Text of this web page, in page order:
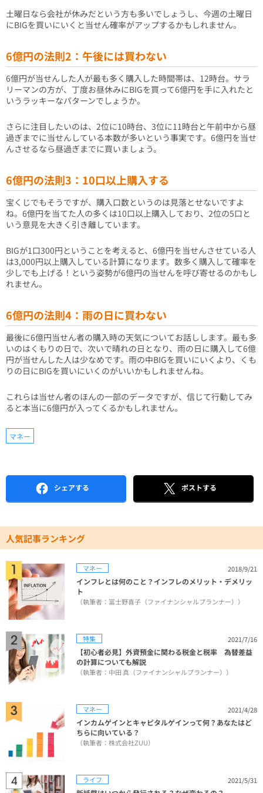
土曜日なら会社が休みだという方も多いでしょうし、今週の土曜日
にBIGを買いにいくと当せん確率がアップするかもしれません。
6億円の法則2：午後には買わない
6億円が当せんした人が最も多く購入した時間帯は、12時台。サラ
リーマンの方が、丁度お昼休みにBIGを買って6億円を手に入れたと
いうラッキーなパターンでしょうか。
さらに注目したいのは、2位に10時台、3位に11時台と午前中から昼
過ぎまでに当せんしている本数が多いという事実です。6億円を当せ
んさせるなら昼過ぎまでに買いましょう。
6億円の法則3：10口以上購入する
宝くじでもそうですが、購入口数というのは見落とせないですよ
ね。6億円を当てた人の多くは10口以上購入しており、2位の5口と
いう意見を大きく引き離しています。
BIGが1口300円ということを考えると、6億円を当せんさせている人
は3,000円以上購入している計算になります。数多く購入して確率を
少しでも上げる！という姿勢が6億円の当せんを呼び寄せるのかもし
れません。
6億円の法則4：雨の日に買わない
最後に6億円当せん者の購入時の天気についてお話しします。最も多
いのはくもりの日で、次いで晴れの日となり、雨の日に購入して6億
円が当せんした人は少なめです。雨の中BIGを買いにいくより、くも
りの日にBIGを買いにいくのがいいかもしれませんね。
これらは当せん者のほんの一部のデータですが、信じて行動してみ
ると本当に6億円が入ってくるかもしれません。
マネー
シェアする ポストする
人気記事ランキング
マネー 2018/9/21
インフレとは何のこと？インフレのメリット・デメリッ
ト
（執筆者：冨士野喜子（ファイナンシャルプランナー））
特集 2021/7/16
【初心者必見】外資預金に関わる税金と税率 為替差益
の計算についても解説
（執筆者：中田 真（ファイナンシャルプランナー））
マネー 2021/4/28
インカムゲインとキャピタルゲインって何？あなたはど
ちらに向いている？
（執筆者：株式会社ZUU）
ライフ 2021/5/31